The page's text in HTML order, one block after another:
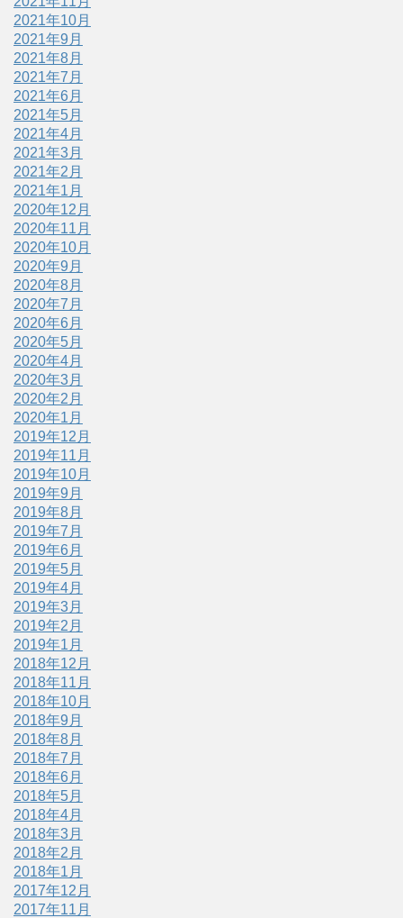
2021年10月
2021年9月
2021年8月
2021年7月
2021年6月
2021年5月
2021年4月
2021年3月
2021年2月
2021年1月
2020年12月
2020年11月
2020年10月
2020年9月
2020年8月
2020年7月
2020年6月
2020年5月
2020年4月
2020年3月
2020年2月
2020年1月
2019年12月
2019年11月
2019年10月
2019年9月
2019年8月
2019年7月
2019年6月
2019年5月
2019年4月
2019年3月
2019年2月
2019年1月
2018年12月
2018年11月
2018年10月
2018年9月
2018年8月
2018年7月
2018年6月
2018年5月
2018年4月
2018年3月
2018年2月
2018年1月
2017年12月
2017年11月